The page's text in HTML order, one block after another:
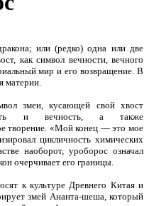
или (редко) одна или две
как символ вечности, вечного
мир и его возвращение. В
материи.
змеи, кусающей свой хвост
и вечность, а также
творение. «Мой конец — это мое
цикличность химических
наоборот, уроборос означал
очерчивает его границы.
к культуре Древнего Китая и
змей Ананта-шеша, который